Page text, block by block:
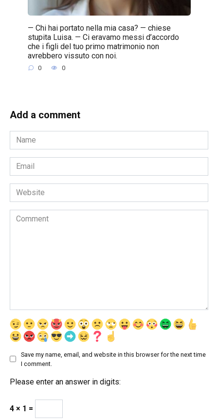
— Chi hai portato nella mia casa? — chiese
stupita Luisa. — Ci eravamo messi d’accordo
che i figli del tuo primo matrimonio non
avrebbero vissuto con noi.
0 0
Add a comment
Name
*
Email
*
Website
Comment
Save my name, email, and website in this browser for the next time
I comment.
Please enter an answer in digits:
4 × 1 =